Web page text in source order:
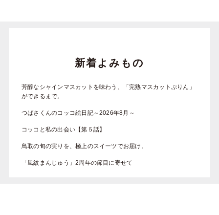
新着よみもの
芳醇なシャインマスカットを味わう、「完熟マスカットぷりん」
ができるまで。
つばさくんのコッコ絵日記～2026年8月～
コッコと私の出会い【第５話】
鳥取の旬の実りを、極上のスイーツでお届け。
「風紋まんじゅう」2周年の節目に寄せて